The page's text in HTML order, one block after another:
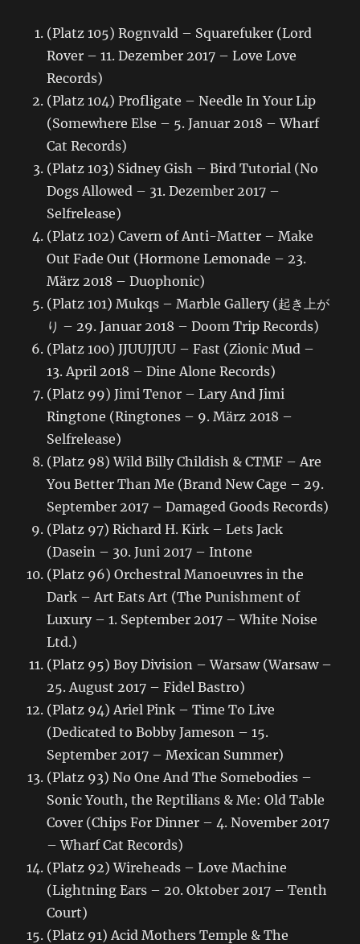
(Platz 105) Rognvald – Squarefuker (Lord
Rover – 11. Dezember 2017 – Love Love
Records)
(Platz 104) Profligate – Needle In Your Lip
(Somewhere Else – 5. Januar 2018 – Wharf
Cat Records)
(Platz 103) Sidney Gish – Bird Tutorial (No
Dogs Allowed – 31. Dezember 2017 –
Selfrelease)
(Platz 102) Cavern of Anti-Matter – Make
Out Fade Out (Hormone Lemonade – 23.
März 2018 – Duophonic)
(Platz 101) Mukqs – Marble Gallery (起き上が
り – 29. Januar 2018 – Doom Trip Records)
(Platz 100) JJUUJJUU – Fast (Zionic Mud –
13. April 2018 – Dine Alone Records)
(Platz 99) Jimi Tenor – Lary And Jimi
Ringtone (Ringtones – 9. März 2018 –
Selfrelease)
(Platz 98) Wild Billy Childish & CTMF – Are
You Better Than Me (Brand New Cage – 29.
September 2017 – Damaged Goods Records)
(Platz 97) Richard H. Kirk – Lets Jack
(Dasein – 30. Juni 2017 – Intone
(Platz 96) Orchestral Manoeuvres in the
Dark – Art Eats Art (The Punishment of
Luxury – 1. September 2017 – White Noise
Ltd.)
(Platz 95) Boy Division – Warsaw (Warsaw –
25. August 2017 – Fidel Bastro)
(Platz 94) Ariel Pink – Time To Live
(Dedicated to Bobby Jameson – 15.
September 2017 – Mexican Summer)
(Platz 93) No One And The Somebodies –
Sonic Youth, the Reptilians & Me: Old Table
Cover (Chips For Dinner – 4. November 2017
– Wharf Cat Records)
(Platz 92) Wireheads – Love Machine
(Lightning Ears – 20. Oktober 2017 – Tenth
Court)
(Platz 91) Acid Mothers Temple & The